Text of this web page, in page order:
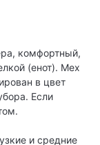
комфортный,
(енот). Мех
в цвет
Если
и средние